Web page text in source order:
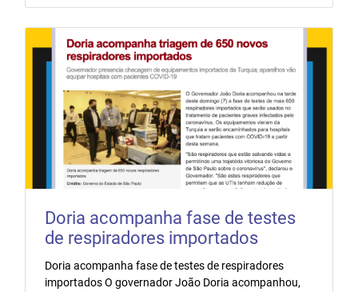
Doria acompanha fase de testes
de respiradores importados
Doria acompanha fase de testes de respiradores
importados O governador João Doria acompanhou,